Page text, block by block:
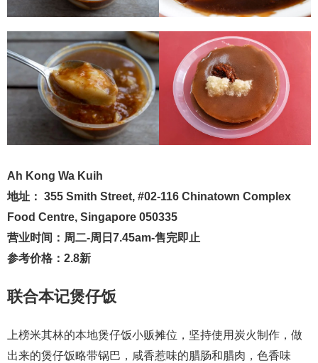
Ah Kong Wa Kuih
地址： 355 Smith Street, #02-116 Chinatown Complex
Food Centre, Singapore 050335
营业时间：周二-周日7.45am-售完即止
参考价格：2.8新
联合本记煲仔饭
上榜米其林的本地煲仔饭小贩摊位，坚持使用炭火制作，做
出来的煲仔饭略带锅巴，咸香惹味的腊肠和腊肉，色香味